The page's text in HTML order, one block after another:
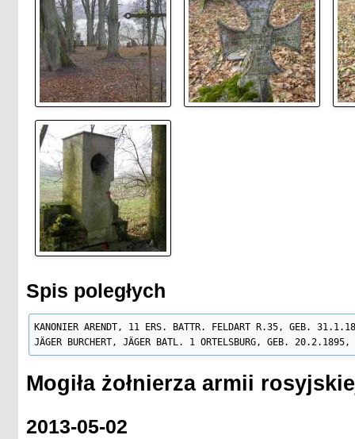
Spis poległych
KANONIER ARENDT, 11 ERS. BATTR. FELDART R.35, GEB.
JÄGER BURCHERT, JÄGER BATL. 1 ORTELSBURG, GEB.
Mogiła żołnierza armii
2013-05-02